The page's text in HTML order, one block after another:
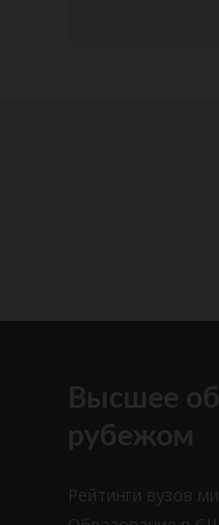
Высшее
рубежом
Рейтинги вузов